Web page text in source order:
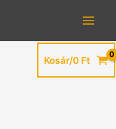
Kosár/0 Ft